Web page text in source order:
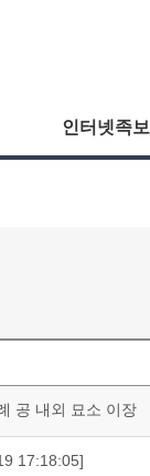
인터넷족보
공 내외 묘소 이장
17:18:05]